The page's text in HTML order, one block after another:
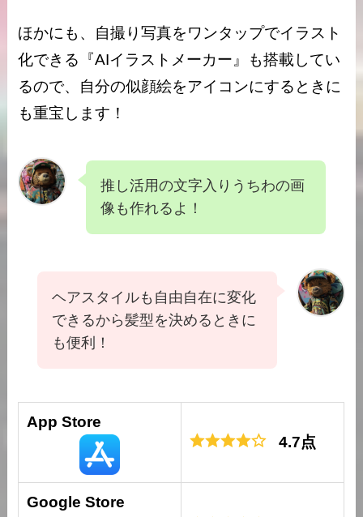
ほかにも、自撮り写真をワンタップでイラスト
化できる『AIイラストメーカー』も搭載してい
るので、自分の似顔絵をアイコンにするときに
も重宝します！
推し活用の文字入りうちわの画
像も作れるよ！
ヘアスタイルも自由自在に変化
できるから髪型を決めるときに
も便利！
App Store
4.7点
Google Store